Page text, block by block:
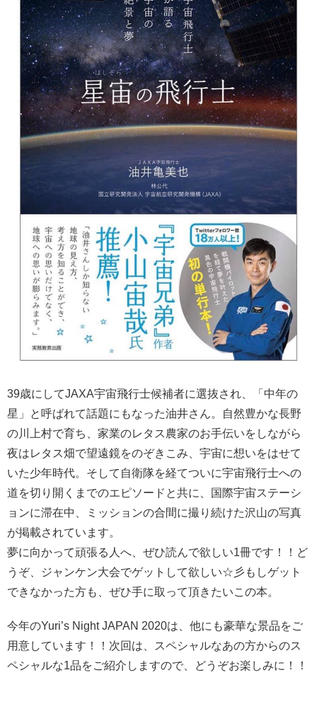
39歳にしてJAXA宇宙飛行士候補者に選抜され、「中年の
星」と呼ばれて話題にもなった油井さん。自然豊かな長野
の川上村で育ち、家業のレタス農家のお手伝いをしながら
夜はレタス畑で望遠鏡をのぞきこみ、宇宙に想いをはせて
いた少年時代。そして自衛隊を経てついに宇宙飛行士への
道を切り開くまでのエピソードと共に、国際宇宙ステーシ
ョンに滞在中、ミッションの合間に撮り続けた沢山の写真
が掲載されています。
夢に向かって頑張る人へ、ぜひ読んで欲しい1冊です！！ど
うぞ、ジャンケン大会でゲットして欲しい☆彡もしゲット
できなかった方も、ぜひ手に取って頂きたいこの本。
今年のYuri’s Night JAPAN 2020は、他にも豪華な景品をご
用意しています！！次回は、スペシャルなあの方からのス
ペシャルな1品をご紹介しますので、どうぞお楽しみに！！